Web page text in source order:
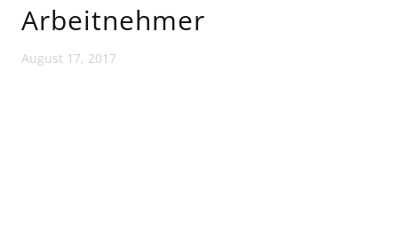
Arbeitnehmer
August 17, 2017